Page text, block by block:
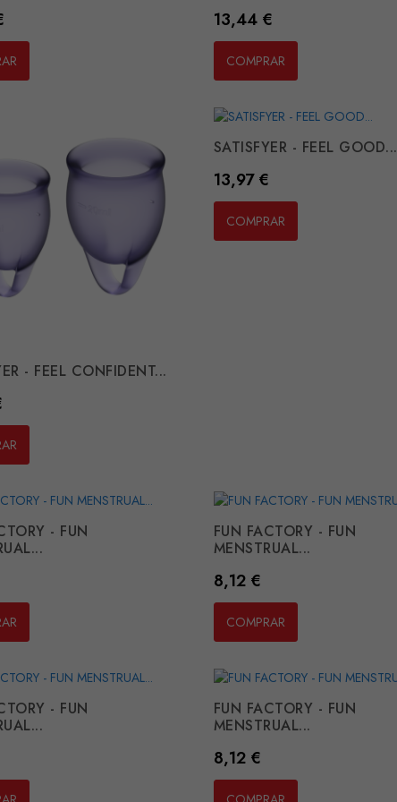
Preço
13,44 €
COMPRAR
- FEEL CONFIDENT...
SATISFYER - FEEL GOOD...
Preço
13,97 €
COMPRAR
- FUN
FUN FACTORY - FUN
MENSTRUAL...
Preço
8,12 €
COMPRAR
- FUN
FUN FACTORY - FUN
MENSTRUAL...
Preço
8,12 €